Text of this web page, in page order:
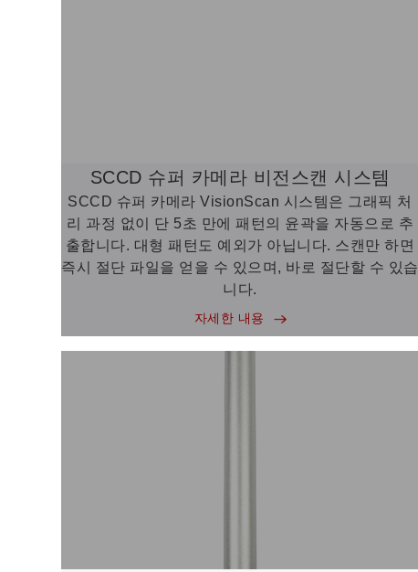
SCCD 슈퍼 카메라 비전스캔 시스템
SCCD 슈퍼 카메라 VisionScan 시스템은 그래픽 처
리 과정 없이 단 5초 만에 패턴의 윤곽을 자동으로 추
출합니다. 대형 패턴도 예외가 아닙니다. 스캔만 하면
즉시 절단 파일을 얻을 수 있으며, 바로 절단할 수 있습
니다.
자세한 내용